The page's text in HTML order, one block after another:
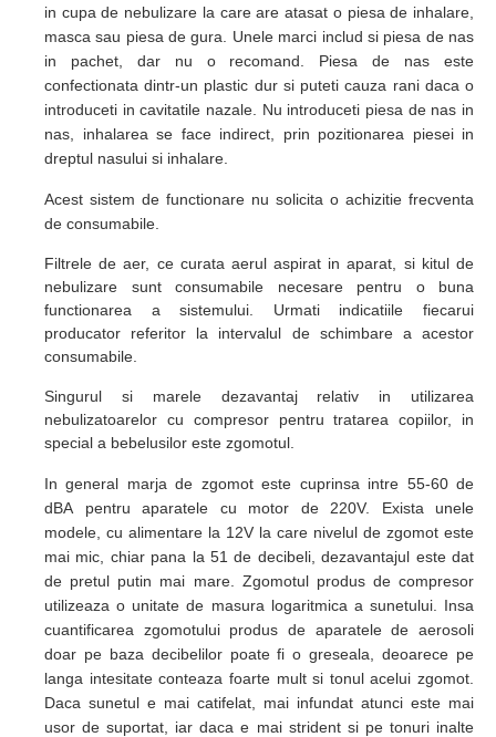
in cupa de nebulizare la care are atasat o piesa de inhalare,
masca sau piesa de gura. Unele marci includ si piesa de nas
in pachet, dar nu o recomand. Piesa de nas este
confectionata dintr-un plastic dur si puteti cauza rani daca o
introduceti in cavitatile nazale. Nu introduceti piesa de nas in
nas, inhalarea se face indirect, prin pozitionarea piesei in
dreptul nasului si inhalare.
Acest sistem de functionare nu solicita o achizitie frecventa
de consumabile.
Filtrele de aer, ce curata aerul aspirat in aparat, si kitul de
nebulizare sunt consumabile necesare pentru o buna
functionarea a sistemului. Urmati indicatiile fiecarui
producator referitor la intervalul de schimbare a acestor
consumabile.
Singurul si marele dezavantaj relativ in utilizarea
nebulizatoarelor cu compresor pentru tratarea copiilor, in
special a bebelusilor este zgomotul.
In general marja de zgomot este cuprinsa intre 55-60 de
dBA pentru aparatele cu motor de 220V. Exista unele
modele, cu alimentare la 12V la care nivelul de zgomot este
mai mic, chiar pana la 51 de decibeli, dezavantajul este dat
de pretul putin mai mare. Zgomotul produs de compresor
utilizeaza o unitate de masura logaritmica a sunetului. Insa
cuantificarea zgomotului produs de aparatele de aerosoli
doar pe baza decibelilor poate fi o greseala, deoarece pe
langa intesitate conteaza foarte mult si tonul acelui zgomot.
Daca sunetul e mai catifelat, mai infundat atunci este mai
usor de suportat, iar daca e mai strident si pe tonuri inalte